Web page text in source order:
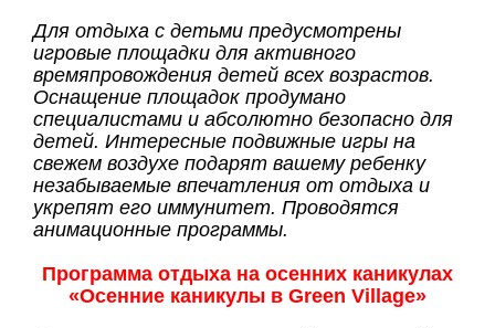
Для отдыха с детьми предусмотрены
игровые площадки для активного
времяпровождения детей всех возрастов.
Оснащение площадок продумано
специалистами и абсолютно безопасно для
детей. Интересные подвижные игры на
свежем воздухе подарят вашему ребенку
незабываемые впечатления от отдыха и
укрепят его иммунитет. Проводятся
анимационные программы.
Программа отдыха на осенних каникулах
«Осенние каникулы в Green Village»